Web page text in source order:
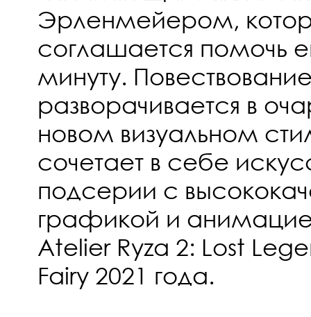
Эрленмейером,
соглашается помочь
минуту.
разворачивается в
новом визуальном
сочетает в себе
подсерии с
графикой и
Atelier Ryza 2: Lost
Fairy 2021 года.